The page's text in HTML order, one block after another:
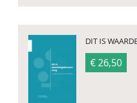
DIT IS
€ 26,50